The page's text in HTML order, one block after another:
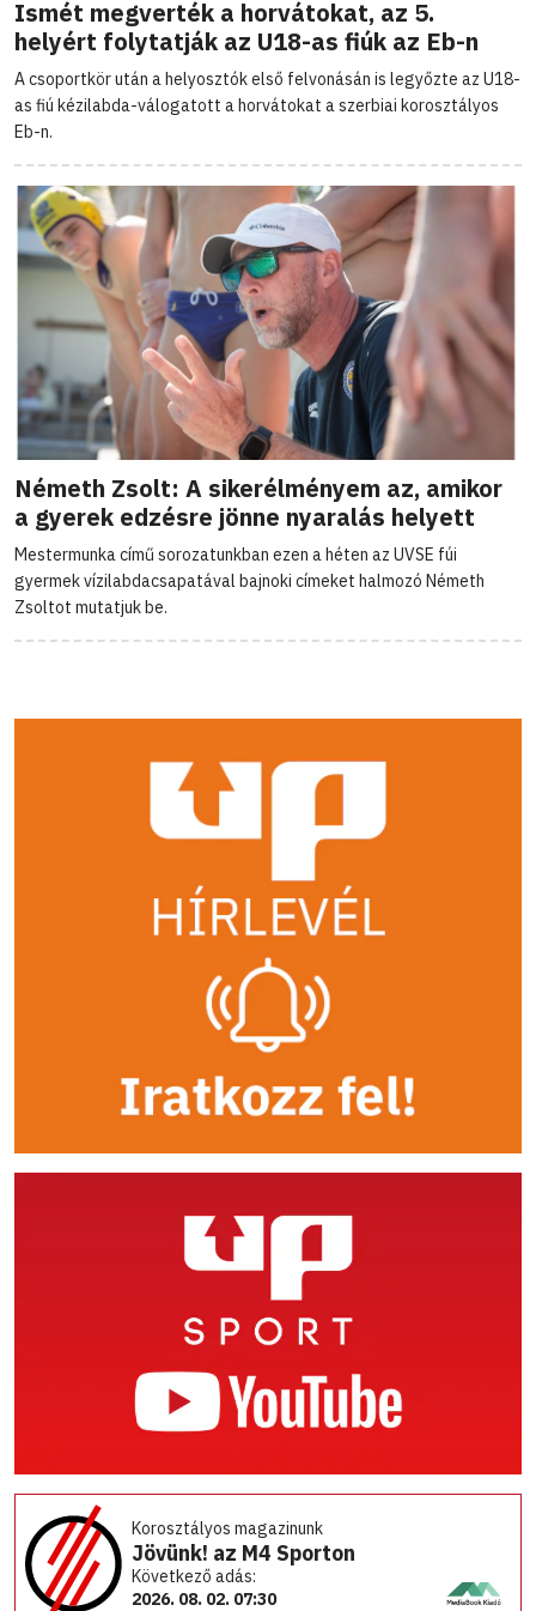
Ismét megverték a horvátokat, az 5.
helyért folytatják az U18-as fiúk az Eb-n
A csoportkör után a helyosztók első felvonásán is legyőzte az U18-
as fiú kézilabda-válogatott a horvátokat a szerbiai korosztályos
Eb-n.
Németh Zsolt: A sikerélményem az, amikor
a gyerek edzésre jönne nyaralás helyett
Mestermunka című sorozatunkban ezen a héten az UVSE fúi
gyermek vízilabdacsapatával bajnoki címeket halmozó Németh
Zsoltot mutatjuk be.
Korosztályos magazinunk
Jövünk! az M4 Sporton
Következő adás:
2026. 08. 02. 07:30